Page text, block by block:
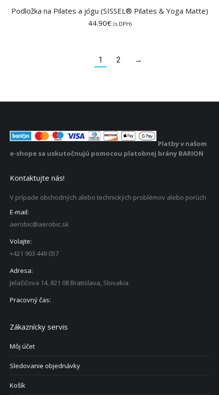
Podložka na Pilates a jógu (SISSEL® Pilates & Yoga Matte)
44.90€ (s DPH)
1 2 →
Platby v našom
e-shope sa uskutočnujú pomocou platobnej brány BARION
Kontaktujte nás!
V prípade obchodných alebo technických problémov alebo porúch
E-mail:
aerobic@aerobic.sk
Volajte:
+421 903 449 057
Adresa:
Jelačičova 14, 821 08 Bratislava, Slovakia
Pracovný čas:
Zákaznícky servis
Môj účet
Sledovanie objednávky
Košík